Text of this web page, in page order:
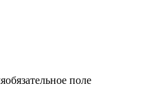
обязательное поле